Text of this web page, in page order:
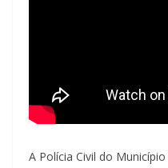
A Polícia Civil do